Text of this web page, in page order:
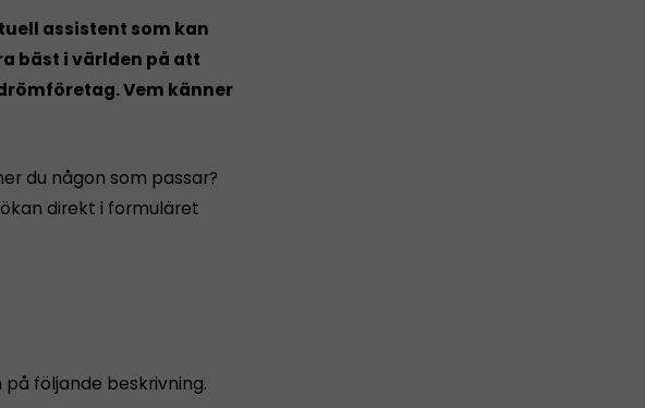
assistent som kan
bäst i världen på att
Vem känner
du någon som passar?
direkt i formuläret
följande beskrivning.